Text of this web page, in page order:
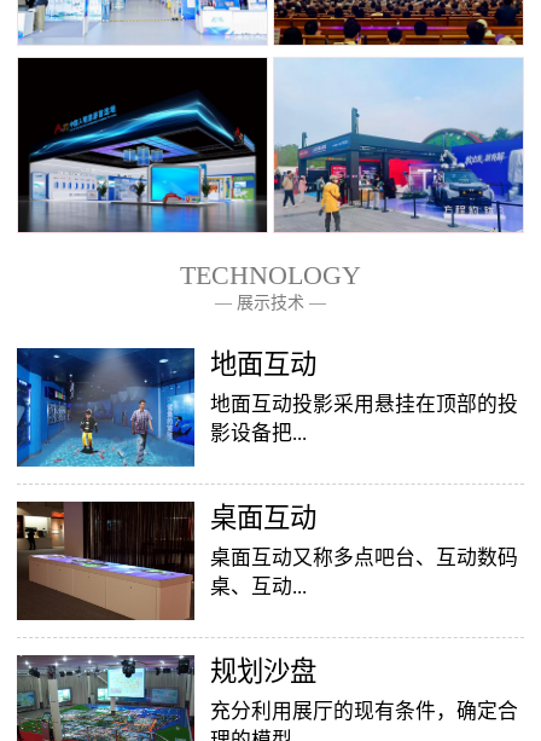
TECHNOLOGY
— 展示技术 —
地面互动
地面互动投影采用悬挂在顶部的投
影设备把...
影像效果投射到地面，当参访着走
至投影区域时，通过系统识别，参
访者可以直接使用双脚或动作与投
效果就会随着你的脚步产生相应的
变幻。地面互动投影系统是集虚拟
互动投影项目，包括水波纹、翻
桌面互动
桌面互动又称多点吧台、互动数码
桌、互动...
投影桌面，让普通的吧台（桌面）
变成一个多媒体互动娱乐游戏消费
平台，图文并茂，形式新颖，令桌
​规划沙盘
充分利用展厅的现有条件，确定合